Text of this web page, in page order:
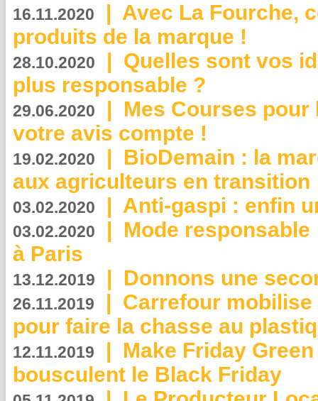
16.11.2020 | Avec La Fourche,
produits de la marque !
28.10.2020 | Quelles sont vos
plus responsable ?
29.06.2020 | Mes Courses pour
votre avis compte !
19.02.2020 | BioDemain : la
aux agriculteurs en transition
03.02.2020 | Anti-gaspi : enfin
03.02.2020 | Mode
à Paris
13.12.2019 | Donnons une
26.11.2019 | Carrefour
pour faire la chasse au
12.11.2019 | Make Friday
bousculent le Black Friday